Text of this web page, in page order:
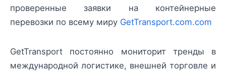
проверенные заявки на контейнерные
перевозки по всему миру GetTransport.com.com
GetTransport постоянно мониторит тренды в
международной логистике, внешней торговле и